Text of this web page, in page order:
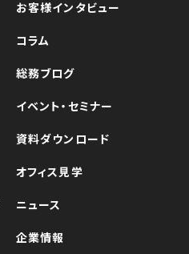
お客様インタビュー
コラム
総務ブログ
イベント・セミナー
資料ダウンロード
オフィス見学
ニュース
企業情報